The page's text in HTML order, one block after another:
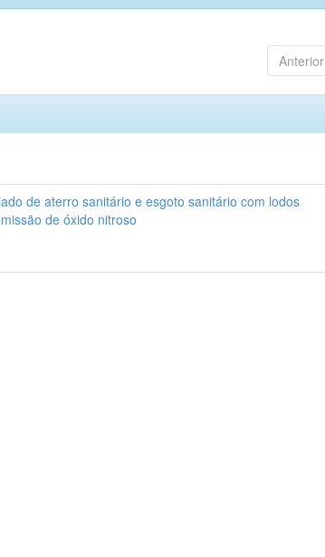
Anterior
de aterro sanitário e esgoto sanitário com lodos
de óxido nitroso